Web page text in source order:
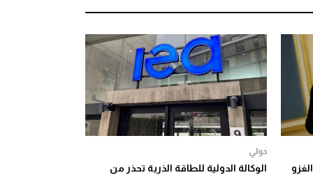
دولي
الوكالة الدولية للطاقة الذرية تحذر من